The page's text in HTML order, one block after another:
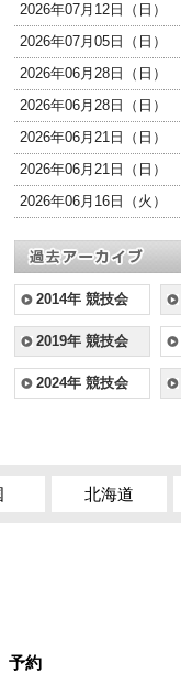
2026年07月12日（日）
2026年07月05日（日）
2026年06月28日（日）
2026年06月28日（日）
2026年06月21日（日）
2026年06月21日（日）
2026年06月16日（火）
2014年 競技会
2019年 競技会
2024年 競技会
北海道
予約